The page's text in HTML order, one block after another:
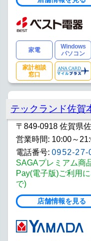
家電
Windows
パソコン
家計相談
窓口
テックランド佐賀
〒849-0918 佐賀県
営業時間: 10:00～
電話番号: 0952-27-
SAGAプレミアム商
Pay(電子版)ご利用
で)
店舗情報を見る